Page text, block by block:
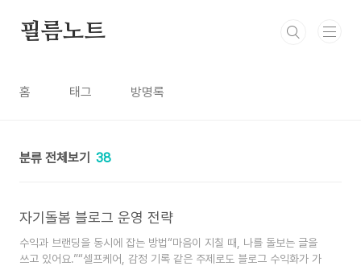
필름노트
홈 태그 방명록
분류 전체보기 38
자기돌봄 블로그 운영 전략
수익과 브랜딩을 동시에 잡는 방법“마음이 지칠 때, 나를 돌보는 글을
쓰고 있어요.”“셀프케어, 감정 기록 같은 주제로도 블로그 수익화가 가